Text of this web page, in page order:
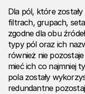
Dla pól, które
filtrach, grupach,
zgodne dla obu
typy pól oraz ich
również nie
mieć ich co najmniej
pola zostały
redundantne